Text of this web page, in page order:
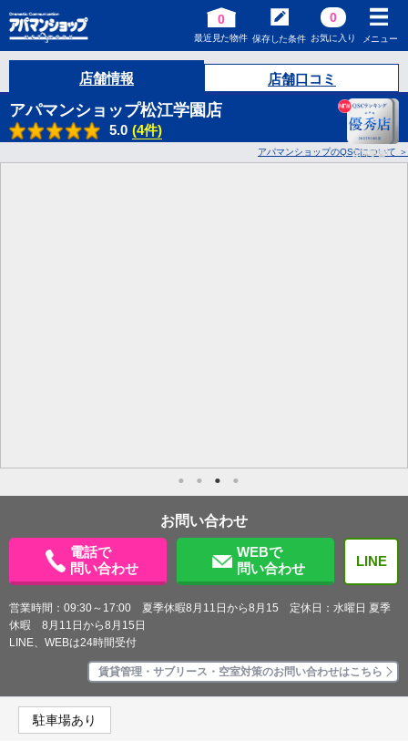
0
最近見た物件 保存した条件
0
お気に入り メニュー
店舗情報 店舗口コミ
アパマンショップ松江学園店
5.0 (4件)
3回受賞!
アパマンショップのQSCについて
お問い合わせ
電話で
問い合わせ
WEBで
問い合わせ
LINE
営業時間：09:30～17:00 夏季休暇8月11日から8月15 定休日：水曜日 夏季
休暇 8月11日から8月15日
LINE、WEBは24時間受付
賃貸管理・サブリース・空室対策のお問い合わせはこちら
駐車場あり